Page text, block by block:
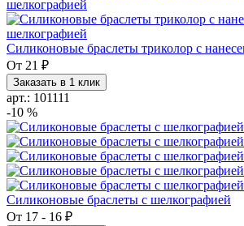
Силиконовые браслеты триколор с
От 21 ₽
Заказать в 1 клик
арт.: 101111
-10 %
Силиконовые браслеты с шелкографией
От 17 - 16 ₽